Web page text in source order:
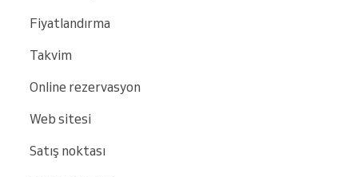
Fiyatlandırma
Takvim
Online rezervasyon
Web sitesi
Satış noktası